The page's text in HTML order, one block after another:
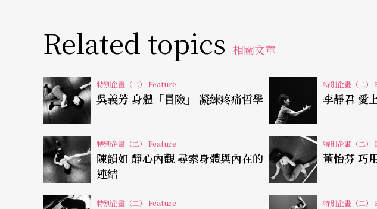
予我的。」
膚色種族的表象價值，帶領著張逸軍進一步思考髮膚之下文化脈流的縱
中的東方印象？「紅」何以是他人眼中的自己？張逸軍說，台灣民間信
的祈福儀式，鹽水烽炮、平溪天燈，或是過年時都常燃放炮竹；而歷史
明；更往印度，則有火教這樣一種圍繞在火的信仰……所有生命如此，
生命得到昇華。」或許便是這種種的視覺image，致使《龍獅》導演
個精神，創造這樣一個新的生命。
Related topics 相關文章
特別企畫（二） Feature
吳義芳 身體「冒險」 凝練疼痛哲學
特別企畫（二）
李靜君 愛
特別企畫（二） Feature
陳韻如 靜心內觀 尋索身體與內在的
連結
特別企畫（二）
董
特別企畫（二） Feature 特別企畫（二）